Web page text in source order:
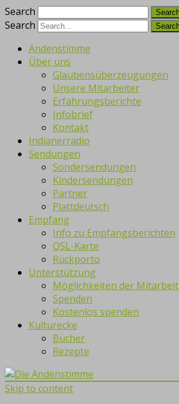
Search
Search
Andenstimme
Über uns
Glaubensüberzeugungen
Unsere Mitarbeiter
Erfahrungsberichte
Infobrief
Kontakt
Indianerradio
Sendungen
Sondersendungen
Kindersendungen
Partner
Plattdeutsch
Empfang
Info zu Empfangsberichten
QSL-Karte
Rückporto
Unterstützung
Möglichkeiten der Mitarbeit
Spenden
Kostenlos spenden
Kulturecke
Bücher
Rezepte
Skip to content